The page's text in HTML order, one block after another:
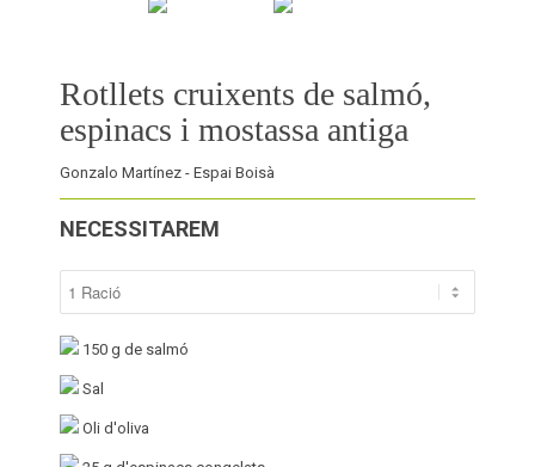
rotllets cruixents de salmó,
espinacs i mostassa antiga
Gonzalo Martínez - Espai Boisà
NECESSITAREM
150 g de salmó
Sal
Oli d'oliva